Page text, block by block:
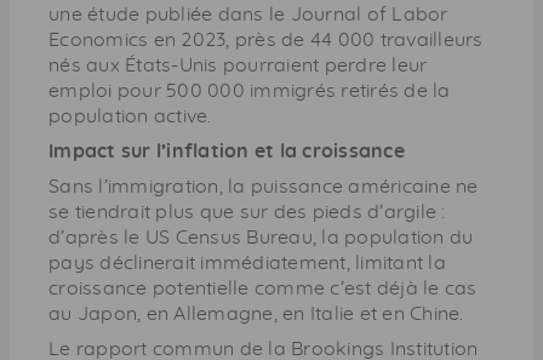
une étude publiée dans le Journal of Labor
Economics en 2023, près de 44 000 travailleurs
nés aux États-Unis pourraient perdre leur
emploi pour 500 000 immigrés retirés de la
population active.
Impact sur l’inflation et la croissance
Sans l’immigration, la puissance américaine ne
se tiendrait plus que sur des pieds d’argile :
d’après le US Census Bureau, la population du
pays déclinerait immédiatement, limitant la
croissance potentielle comme c’est déjà le cas
au Japon, en Allemagne, en Italie et en Chine.
Le rapport commun de la Brookings Institution